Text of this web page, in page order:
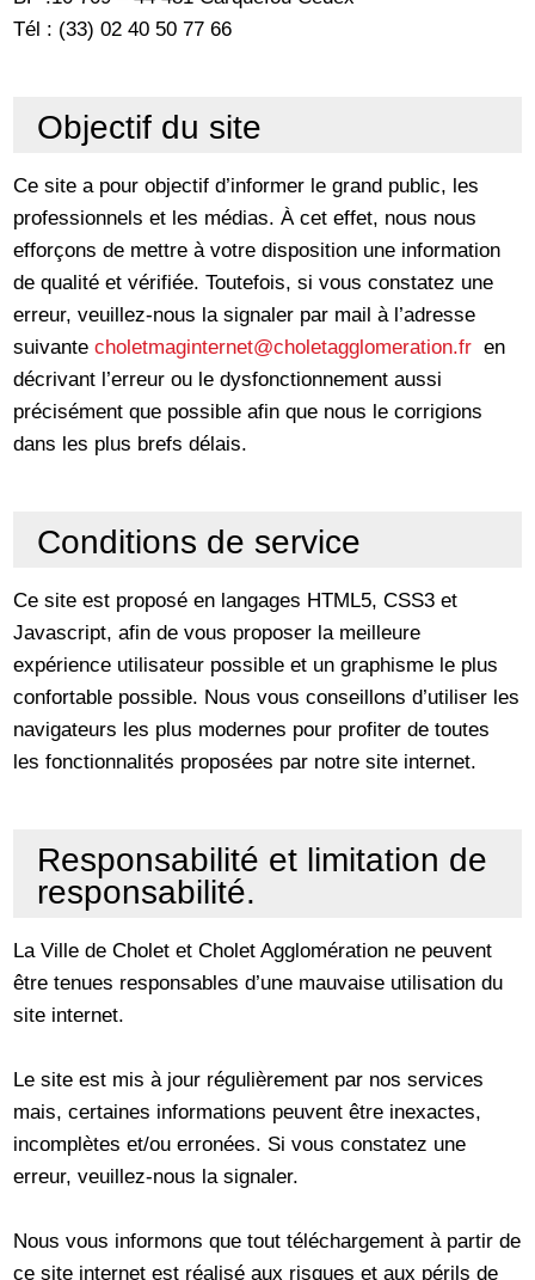
Tél : (33) 02 40 50 77 66
Objectif du site
Ce site a pour objectif d’informer le grand public, les
professionnels et les médias. À cet effet, nous nous
efforçons de mettre à votre disposition une information
de qualité et vérifiée. Toutefois, si vous constatez une
erreur, veuillez-nous la signaler par mail à l’adresse
suivantecholetmaginternet@choletagglomeration.fr en
décrivant l’erreur ou le dysfonctionnement aussi
précisément que possible afin que nous le corrigions
dans les plus brefs délais.
Conditions de service
Ce site est proposé en langages HTML5, CSS3 et
Javascript, afin de vous proposer la meilleure
expérience utilisateur possible et un graphisme le plus
confortable possible. Nous vous conseillons d’utiliser les
navigateurs les plus modernes pour profiter de toutes
les fonctionnalités proposées par notre site internet.
Responsabilité et limitation de
responsabilité.
La Ville de Cholet et Cholet Agglomération ne peuvent
être tenues responsables d’une mauvaise utilisation du
site internet.
Le site est mis à jour régulièrement par nos services
mais, certaines informations peuvent être inexactes,
incomplètes et/ou erronées. Si vous constatez une
erreur, veuillez-nous la signaler.
Nous vous informons que tout téléchargement à partir de
ce site internet est réalisé aux risques et aux périls de